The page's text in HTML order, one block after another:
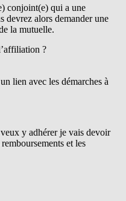
conjoint(e) qui a une
devrez alors demander une
la mutuelle.
?
lien avec les démarches à
y adhérer je vais devoir
et les